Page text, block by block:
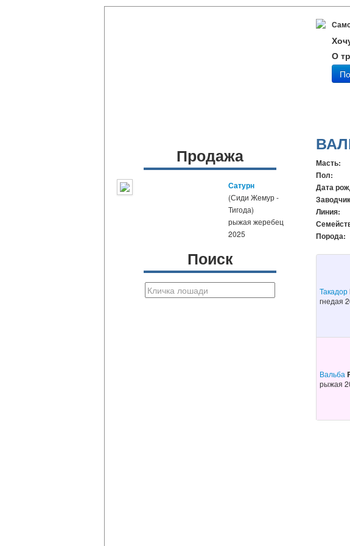
О
Продажа
Сатурн
(Сиди Жемур -
Тигода)
рыжая жеребец
2025
Поиск
Масть:
Пол:
Дата
Линия:
Порода:
Такадор
гнедая
Вальба
рыжая